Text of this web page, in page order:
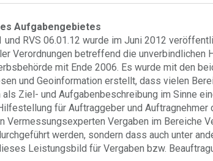
Aufgabengebietes
und RVS 06.01.12 wurde im Juni 2012
Verordnungen betreffend die unverbindlichen
mit Ende 2006. Es wurde mit den
und Geoinformation erstellt, dass vielen
Ziel- und Aufgabenbeschreibung im Sinne
für Auftraggeber und
Vermessungsexperten Vergaben im Bereiche
werden, sondern dass auch unter
Leistungsbild für Vergaben bzw.